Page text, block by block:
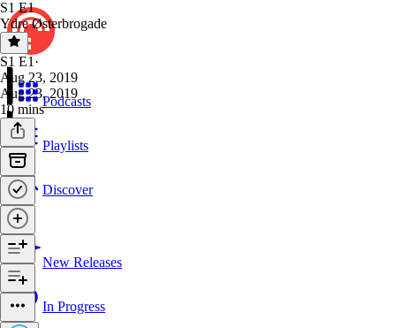
Podcasts
Playlists
Discover
New Releases
In Progress
S1 E1
Ydre Østerbrogade
S1 E1 ·
Aug 23, 2019
Aug 23, 2019
10 mins